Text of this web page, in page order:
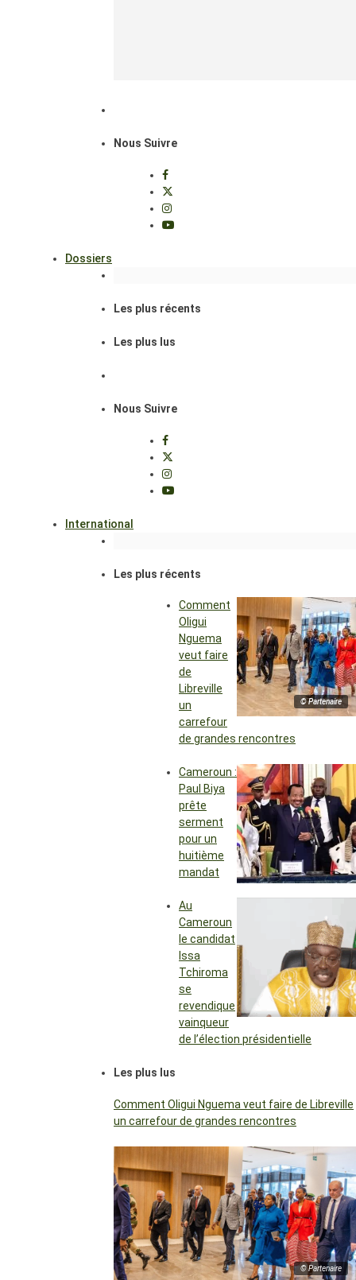
Nous Suivre
Dossiers
Les plus récents
Les plus lus
Nous Suivre
International
Les plus récents
© Partenaire
Comment
Oligui
Nguema
veut faire
de
Libreville
un
carrefour
de grandes rencontres
Cameroun :
Paul Biya
prête
serment
pour un
huitième
mandat
Au
Cameroun
le candidat
Issa
Tchiroma
se
revendique
vainqueur
de l’élection présidentielle
Les plus lus
Comment Oligui Nguema veut faire de Libreville
un carrefour de grandes rencontres
© Partenaire